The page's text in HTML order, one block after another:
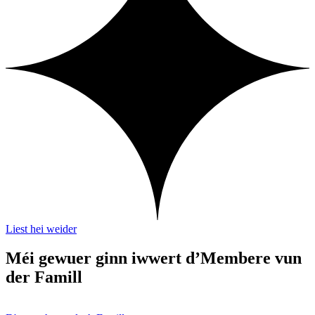
Liest hei weider
Méi gewuer ginn iwwert d’Membere vun
der Famill